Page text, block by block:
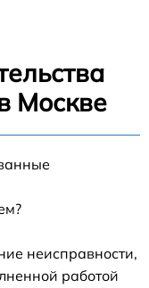
Москве
неисправности,
работой